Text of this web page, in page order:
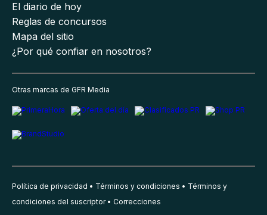
El diario de hoy
Reglas de concursos
Mapa del sitio
¿Por qué confiar en nosotros?
Otras marcas de GFR Media
Política de privacidad Términos y condiciones
Términos y
condiciones del suscriptor
Correcciones